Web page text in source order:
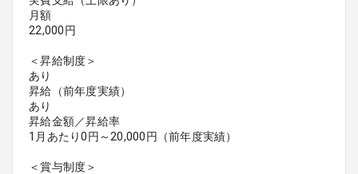
月額
22,000円
＜昇給制度＞
あり
昇給（前年度実績）
あり
昇給金額／昇給率
1月あたり0円～20,000円（前年度実績）
＜賞与制度＞